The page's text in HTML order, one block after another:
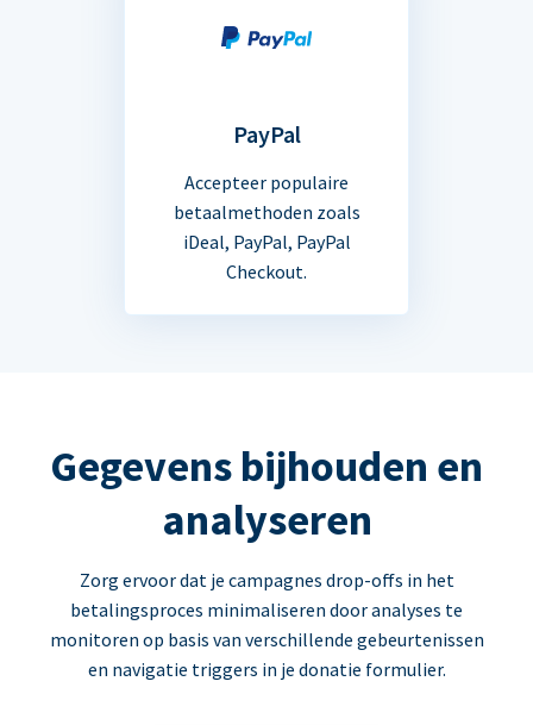
PayPal
Accepteer populaire
betaalmethoden zoals
iDeal, PayPal, PayPal
Checkout.
Gegevens bijhouden en
analyseren
Zorg ervoor dat je campagnes drop-offs in het
betalingsproces minimaliseren door analyses te
monitoren op basis van verschillende gebeurtenissen
en navigatie triggers in je donatie formulier.